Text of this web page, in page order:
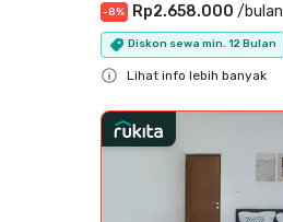
-8% Rp2.658.000 /bulan
Diskon sewa min. 12 Bulan
Lihat info lebih banyak